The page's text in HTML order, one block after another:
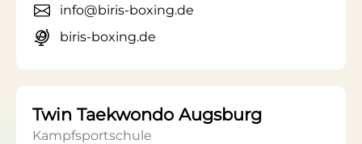
info@biris-boxing.de
biris-boxing.de
Twin Taekwondo Augsburg
Kampfsportschule